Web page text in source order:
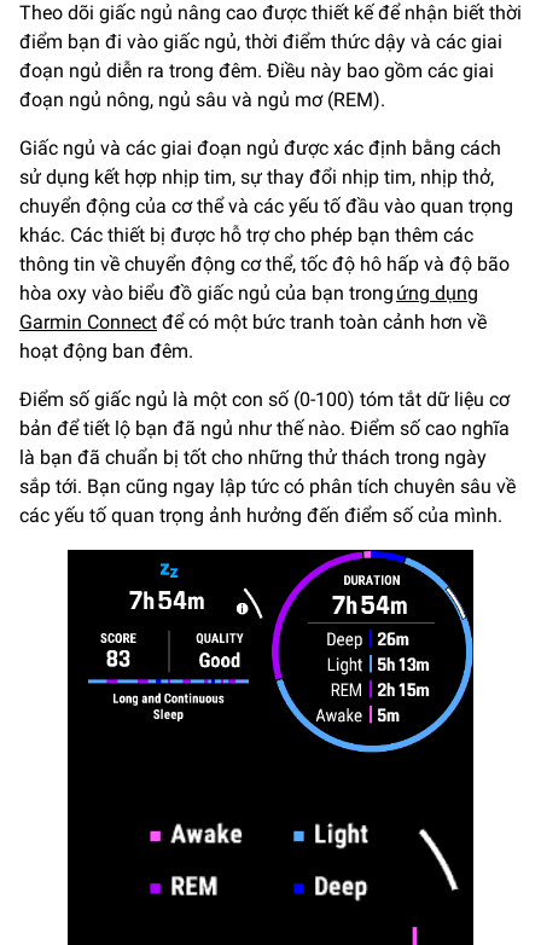
Theo dõi giấc ngủ nâng cao được thiết kế để nhận biết thời
điểm bạn đi vào giấc ngủ, thời điểm thức dậy và các giai
đoạn ngủ diễn ra trong đêm. Điều này bao gồm các giai
đoạn ngủ nông, ngủ sâu và ngủ mơ (REM).
Giấc ngủ và các giai đoạn ngủ được xác định bằng cách
sử dụng kết hợp nhịp tim, sự thay đổi nhịp tim, nhịp thở,
chuyển động của cơ thể và các yếu tố đầu vào quan trọng
khác. Các thiết bị được hỗ trợ cho phép bạn thêm các
thông tin về chuyển động cơ thể, tốc độ hô hấp và độ bão
hòa oxy vào biểu đồ giấc ngủ của bạn trong ứng dụng
Garmin Connect để có một bức tranh toàn cảnh hơn về
hoạt động ban đêm.
Điểm số giấc ngủ là một con số (0-100) tóm tắt dữ liệu cơ
bản để tiết lộ bạn đã ngủ như thế nào. Điểm số cao nghĩa
là bạn đã chuẩn bị tốt cho những thử thách trong ngày
sắp tới. Bạn cũng ngay lập tức có phân tích chuyên sâu về
các yếu tố quan trọng ảnh hưởng đến điểm số của mình.